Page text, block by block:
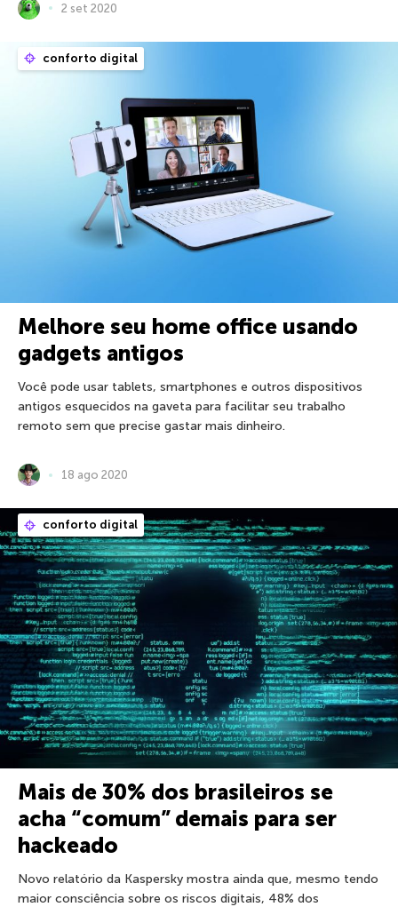
2 set 2020
conforto digital
Melhore seu home office usando
gadgets antigos
Você pode usar tablets, smartphones e outros dispositivos
antigos esquecidos na gaveta para facilitar seu trabalho
remoto sem que precise gastar mais dinheiro.
18 ago 2020
conforto digital
Mais de 30% dos brasileiros se
acha “comum” demais para ser
hackeado
Novo relatório da Kaspersky mostra ainda que, mesmo tendo
maior consciência sobre os riscos digitais, 48% dos